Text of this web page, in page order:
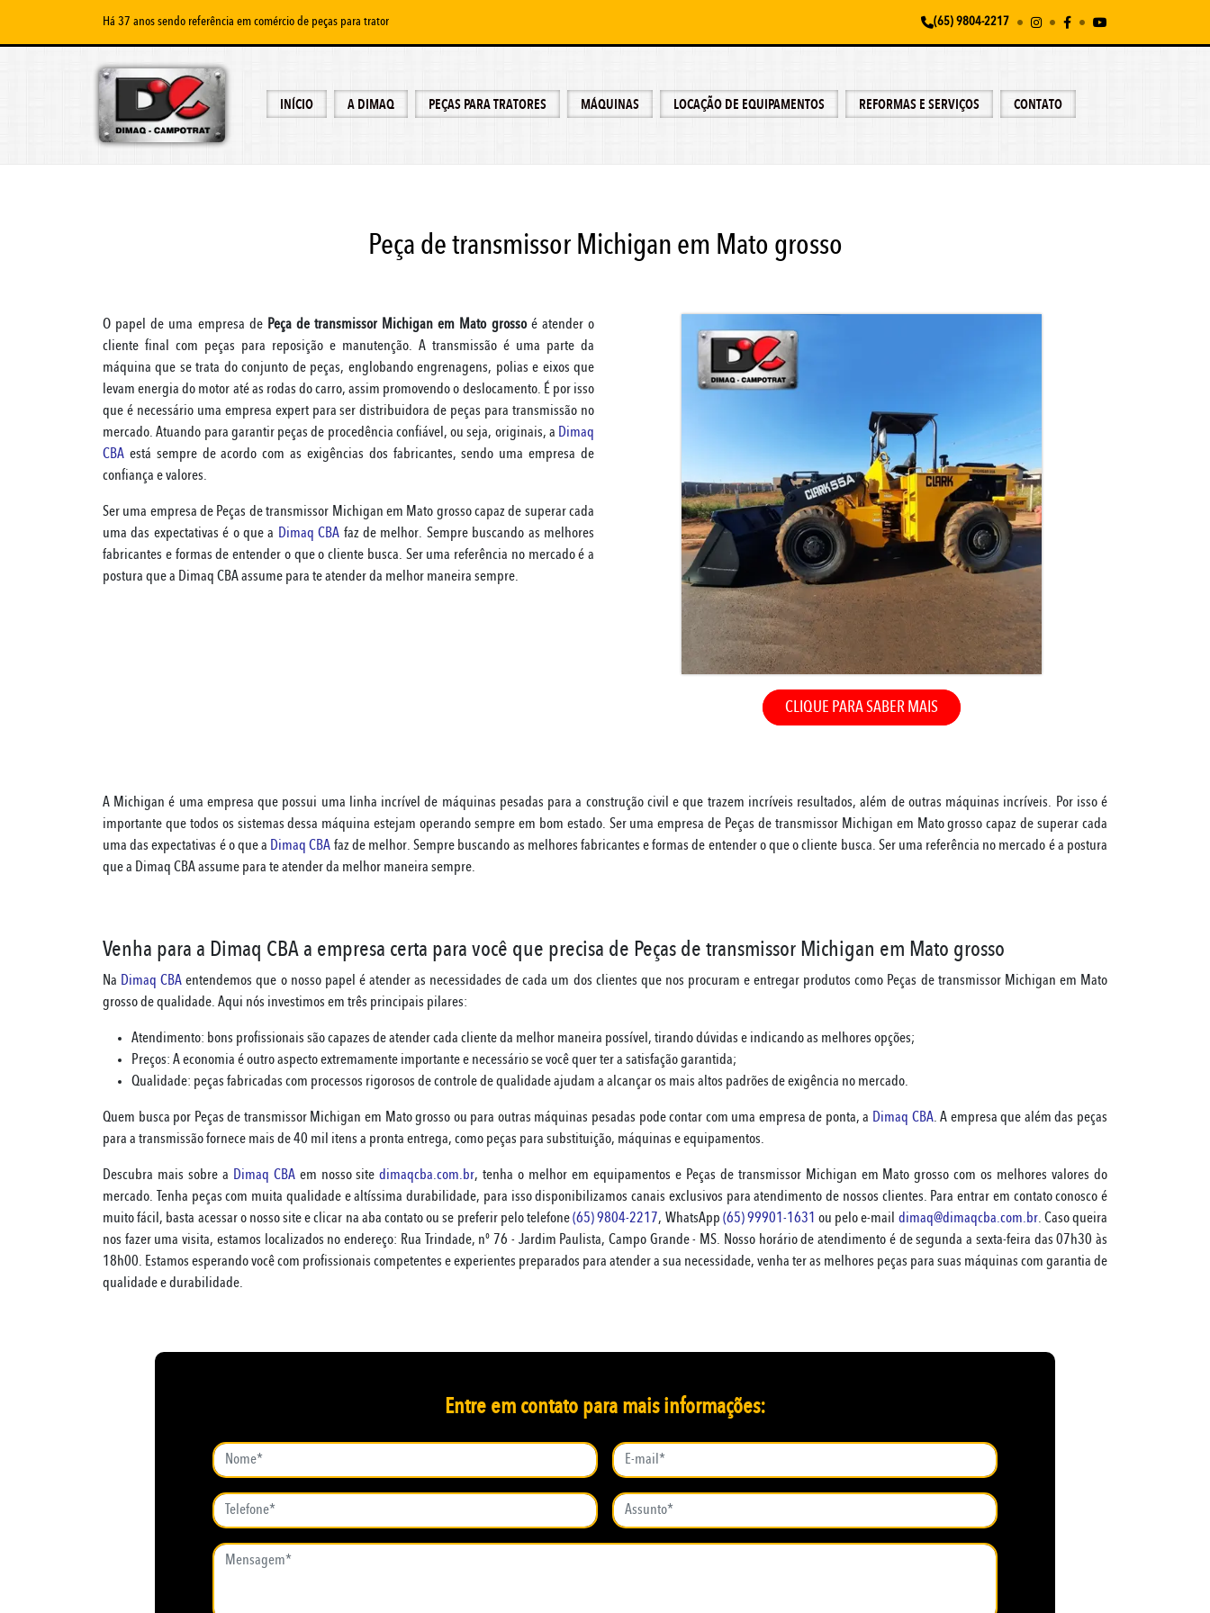
Há 37 anos sendo referência em comércio de peças para trator (65) 9804-2217
INÍCIO A DIMAQ PEÇAS PARA TRATORES MÁQUINAS LOCAÇÃO DE EQUIPAMENTOS REFORMAS E SERVIÇOS CONTATO
Peça de transmissor Michigan em Mato grosso
O papel de uma empresa de Peça de transmissor Michigan em Mato grossoé atender o
cliente final com peças para reposição e manutenção. A transmissão é uma parte da
máquina que se trata do conjunto de peças, englobando engrenagens, polias e eixos que
levam energia do motor até as rodas do carro, assim promovendo o deslocamento. É por isso
que é necessário uma empresa expert para ser distribuidora de peças para transmissão no
mercado. Atuando para garantir peças de procedência confiável, ou seja, originais, a Dimaq
CBA está sempre de acordo com as exigências dos fabricantes, sendo uma empresa de
confiança e valores.
Ser uma empresa de Peças de transmissor Michigan em Mato grosso capaz de superar cada
uma das expectativas é o que a Dimaq CBA faz de melhor. Sempre buscando as melhores
fabricantes e formas de entender o que o cliente busca. Ser uma referência no mercado é a
postura que a Dimaq CBA assume para te atender da melhor maneira sempre.
CLIQUE PARA SABER MAIS
A Michigan é uma empresa que possui uma linha incrível de máquinas pesadas para a construção civil e que trazem incríveis resultados, além de outras máquinas incríveis. Por isso é
importante que todos os sistemas dessa máquina estejam operando sempre em bom estado. Ser uma empresa de Peças de transmissor Michigan em Mato grosso capaz de superar cada
uma das expectativas é o que a Dimaq CBA faz de melhor. Sempre buscando as melhores fabricantes e formas de entender o que o cliente busca. Ser uma referência no mercado é a postura
que a Dimaq CBA assume para te atender da melhor maneira sempre.
Venha para a Dimaq CBA a empresa certa para você que precisa de Peças de transmissor Michigan em Mato grosso
Na Dimaq CBA entendemos que o nosso papel é atender as necessidades de cada um dos clientes que nos procuram e entregar produtos como Peças de transmissor Michigan em Mato
grosso de qualidade. Aqui nós investimos em três principais pilares:
Atendimento: bons profissionais são capazes de atender cada cliente da melhor maneira possível, tirando dúvidas e indicando as melhores opções;
Preços: A economia é outro aspecto extremamente importante e necessário se você quer ter a satisfação garantida;
Qualidade: peças fabricadas com processos rigorosos de controle de qualidade ajudam a alcançar os mais altos padrões de exigência no mercado.
Quem busca por Peças de transmissor Michigan em Mato grosso ou para outras máquinas pesadas pode contar com uma empresa de ponta, a Dimaq CBA. A empresa que além das peças
para a transmissão fornece mais de 40 mil itens a pronta entrega, como peças para substituição, máquinas e equipamentos.
Descubra mais sobre a Dimaq CBAem nosso sitedimaqcba.com.br, tenha o melhor em equipamentos e Peças de transmissor Michigan em Mato grosso com os melhores valores do
mercado. Tenha peças com muita qualidade e altíssima durabilidade, para isso disponibilizamos canais exclusivos para atendimento de nossos clientes. Para entrar em contato conosco é
muito fácil, basta acessar o nosso site e clicar na aba contato ou se preferir pelo telefone(65) 9804-2217, WhatsApp (65) 99901-1631 ou pelo e-mail dimaq@dimaqcba.com.br. Caso queira
nos fazer uma visita, estamos localizados no endereço: Rua Trindade, nº 76 - Jardim Paulista, Campo Grande - MS. Nosso horário de atendimento é de segunda a sexta-feira das 07h30 às
18h00. Estamos esperando você com profissionais competentes e experientes preparados para atender a sua necessidade, venha ter as melhores peças para suas máquinas com garantia de
qualidade e durabilidade.
Entre em contato para mais informações: